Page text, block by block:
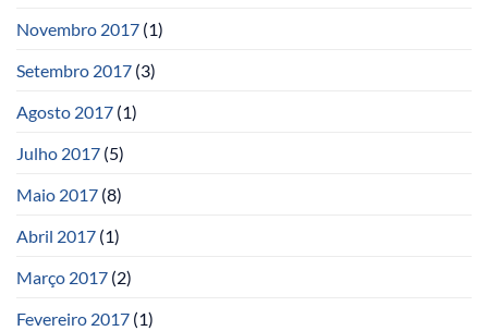
Novembro 2017 (1)
Setembro 2017 (3)
Agosto 2017 (1)
Julho 2017 (5)
Maio 2017 (8)
Abril 2017 (1)
Março 2017 (2)
Fevereiro 2017 (1)